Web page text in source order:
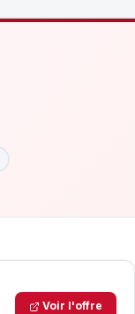
Voir l'offre